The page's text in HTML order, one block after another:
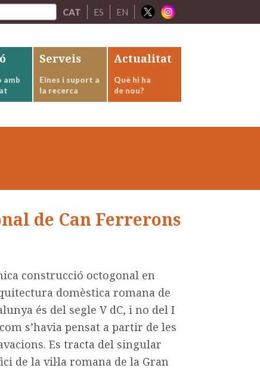
CAT ES EN
amb
Serveis
Eines i suport a
la recerca
Actualitat
Què hi ha
de nou?
de Can Ferrerons
construcció octogonal en
domèstica romana de
és del segle V dC, i no del I
s’havia pensat a partir de les
Es tracta del singular
de la vil·la romana de la Gran